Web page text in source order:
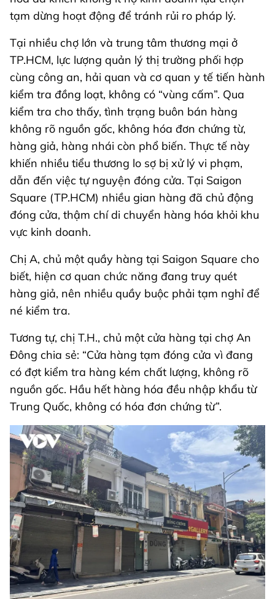
tạm dừng hoạt động để tránh rủi ro pháp lý.
Tại nhiều chợ lớn và trung tâm thương mại ở
TP.HCM, lực lượng quản lý thị trường phối hợp
cùng công an, hải quan và cơ quan y tế tiến hành
kiểm tra đồng loạt, không có “vùng cấm”. Qua
kiểm tra cho thấy, tình trạng buôn bán hàng
không rõ nguồn gốc, không hóa đơn chứng từ,
hàng giả, hàng nhái còn phổ biến. Thực tế này
khiến nhiều tiểu thương lo sợ bị xử lý vi phạm,
dẫn đến việc tự nguyện đóng cửa. Tại Saigon
Square (TP.HCM) nhiều gian hàng đã chủ động
đóng cửa, thậm chí di chuyển hàng hóa khỏi khu
vực kinh doanh.
Chị A, chủ một quầy hàng tại Saigon Square cho
biết, hiện cơ quan chức năng đang truy quét
hàng giả, nên nhiều quầy buộc phải tạm nghỉ để
né kiểm tra.
Tương tự, chị T.H., chủ một cửa hàng tại chợ An
Đông chia sẻ: “Cửa hàng tạm đóng cửa vì đang
có đợt kiểm tra hàng kém chất lượng, không rõ
nguồn gốc. Hầu hết hàng hóa đều nhập khẩu từ
Trung Quốc, không có hóa đơn chứng từ”.